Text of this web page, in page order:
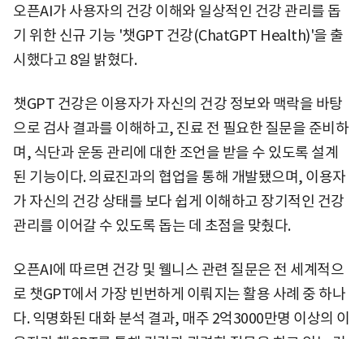
오픈AI가 사용자의 건강 이해와 일상적인 건강 관리를 돕
기 위한 신규 기능 '챗GPT 건강(ChatGPT Health)'을 출
시했다고 8일 밝혔다.
챗GPT 건강은 이용자가 자신의 건강 정보와 맥락을 바탕
으로 검사 결과를 이해하고, 진료 전 필요한 질문을 준비하
며, 식단과 운동 관리에 대한 조언을 받을 수 있도록 설계
된 기능이다. 의료진과의 협업을 통해 개발됐으며, 이용자
가 자신의 건강 상태를 보다 쉽게 이해하고 장기적인 건강
관리를 이어갈 수 있도록 돕는 데 초점을 맞췄다.
오픈AI에 따르면 건강 및 웰니스 관련 질문은 전 세계적으
로 챗GPT에서 가장 빈번하게 이뤄지는 활용 사례 중 하나
다. 익명화된 대화 분석 결과, 매주 2억3000만명 이상의 이